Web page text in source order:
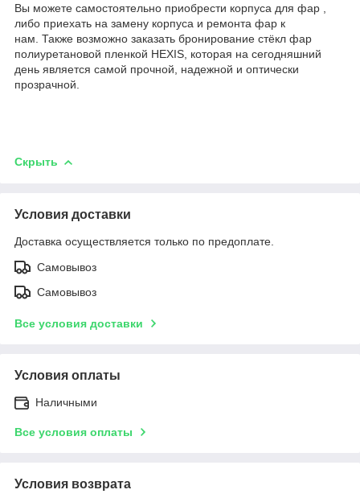
Вы можете самостоятельно приобрести корпуса для фар ,
либо приехать на замену корпуса и ремонта фар к
нам. Также возможно заказать бронирование стёкл фар
полиуретановой пленкой HEXIS, которая на сегодняшний
день является самой прочной, надежной и оптически
прозрачной.
Скрыть
Условия доставки
Доставка осуществляется только по предоплате.
Самовывоз
Самовывоз
Все условия доставки
Условия оплаты
Наличными
Все условия оплаты
Условия возврата